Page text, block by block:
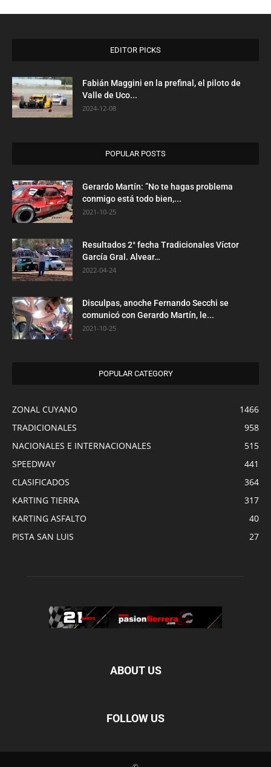
EDITOR PICKS
Fabián Maggini en la prefinal, el piloto de
Valle de Uco...
2024-12-08
POPULAR POSTS
Gerardo Martín: ”No te hagas problema
conmigo está todo bien,...
2021-10-25
Resultados 2° fecha Tradicionales Víctor
García Gral. Alvear…
2022-04-24
Disculpas, anoche Fernando Secchi se
comunicó con Gerardo Martín, le...
2021-10-25
POPULAR CATEGORY
ZONAL CUYANO
1466
TRADICIONALES
958
NACIONALES E INTERNACIONALES
515
SPEEDWAY
441
CLASIFICADOS
364
KARTING TIERRA
317
KARTING ASFALTO
40
PISTA SAN LUIS
27
ABOUT US
FOLLOW US